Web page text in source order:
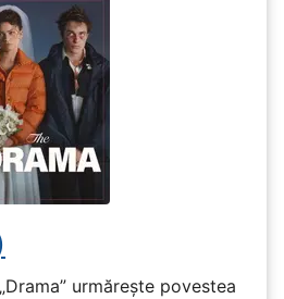
urmărește povestea